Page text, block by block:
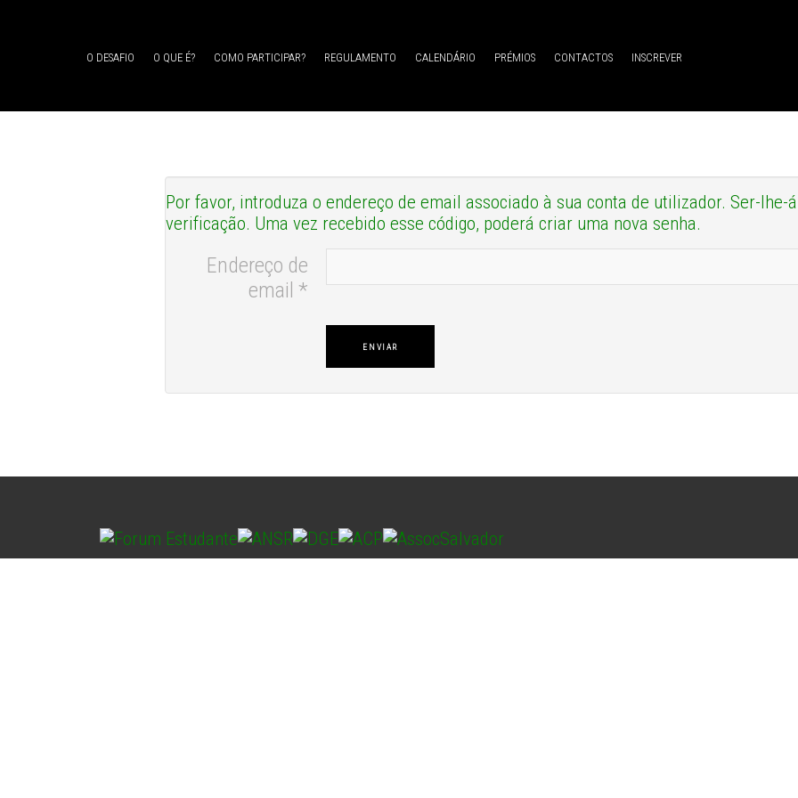
O DESAFIO O QUE É? COMO PARTICIPAR? REGULAMENTO CALENDÁRIO PRÉMIOS CONTACTOS INSCREVER
Por favor, introduza o endereço de email associado à sua conta de utilizador. Ser-lhe-
verificação. Uma vez recebido esse código, poderá criar uma nova senha.
Endereço de
email *
ENVIAR